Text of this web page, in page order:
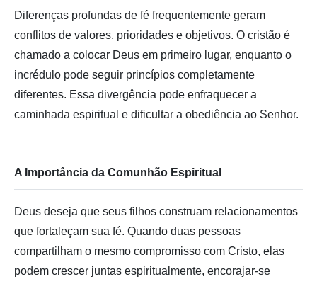
Diferenças profundas de fé frequentemente geram
conflitos de valores, prioridades e objetivos. O cristão é
chamado a colocar Deus em primeiro lugar, enquanto o
incrédulo pode seguir princípios completamente
diferentes. Essa divergência pode enfraquecer a
caminhada espiritual e dificultar a obediência ao Senhor.
A Importância da Comunhão Espiritual
Deus deseja que seus filhos construam relacionamentos
que fortaleçam sua fé. Quando duas pessoas
compartilham o mesmo compromisso com Cristo, elas
podem crescer juntas espiritualmente, encorajar-se